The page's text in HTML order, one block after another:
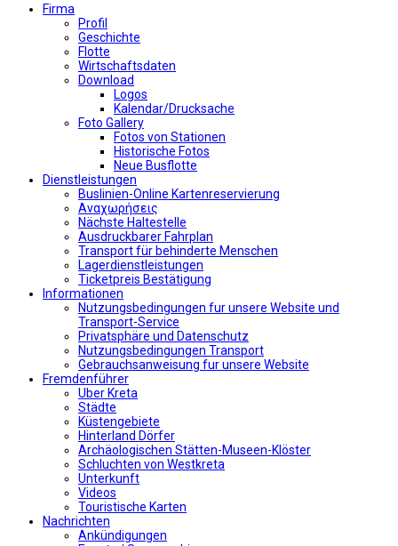
Firma
Profil
Geschichte
Flotte
Wirtschaftsdaten
Download
Logos
Kalendar/Drucksache
Foto Gallery
Fotos von Stationen
Historische Fotos
Neue Busflotte
Dienstleistungen
Buslinien-Online Kartenreservierung
Αναχωρήσεις
Nächste Haltestelle
Αusdruckbarer Fahrplan
Transport für behinderte Menschen
Lagerdienstleistungen
Ticketpreis Bestätigung
Informationen
Nutzungsbedingungen fur unsere Website und
Transport-Service
Privatsphäre und Datenschutz
Nutzungsbedingungen Transport
Gebrauchsanweisung fur unsere Website
Fremdenführer
Uber Kreta
Städte
Küstengebiete
Hinterland Dörfer
Archäologischen Stätten-Museen-Klöster
Schluchten von Westkreta
Unterkunft
Videos
Touristische Karten
Nachrichten
Ankündigungen